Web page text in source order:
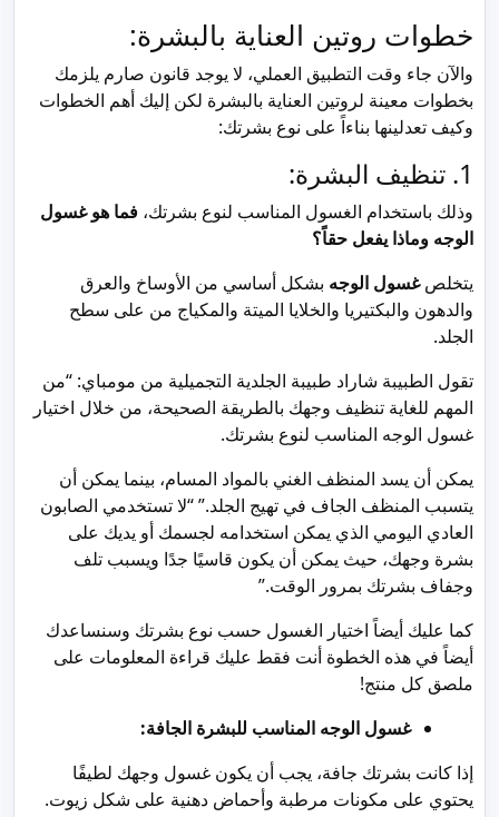
خطوات روتين العناية بالبشرة:
والآن جاء وقت التطبيق العملي، لا يوجد قانون صارم يلزمك
بخطوات معينة لروتين العناية بالبشرة لكن إليك أهم الخطوات
وكيف تعدلينها بناءاً على نوع بشرتك:
1. تنظيف البشرة:
وذلك باستخدام الغسول المناسب لنوع بشرتك، فما هو غسول
الوجه وماذا يفعل حقاً؟
يتخلصغسول الوجه بشكل أساسي من الأوساخ والعرق
والدهون والبكتيريا والخلايا الميتة والمكياج من على سطح
الجلد.
تقول الطبيبة شاراد طبيبة الجلدية التجميلية من مومباي: “من
المهم للغاية تنظيف وجهك بالطريقة الصحيحة، من خلال اختيار
غسول الوجه المناسب لنوع بشرتك.
يمكن أن يسد المنظف الغني بالمواد المسام، بينما يمكن أن
يتسبب المنظف الجاف في تهيج الجلد.” “لا تستخدمي الصابون
العادي اليومي الذي يمكن استخدامه لجسمك أو يديك على
بشرة وجهك، حيث يمكن أن يكون قاسيًا جدًا ويسبب تلف
وجفاف بشرتك بمرور الوقت.”
كما عليك أيضاً اختيار الغسول حسب نوع بشرتك وسنساعدك
أيضاً في هذه الخطوة أنت فقط عليك قراءة المعلومات على
ملصق كل منتج!
غسول الوجه المناسب للبشرة الجافة:
إذا كانت بشرتك جافة، يجب أن يكون غسول وجهك لطيفًا
يحتوي على مكونات مرطبة وأحماض دهنية على شكل زيوت.